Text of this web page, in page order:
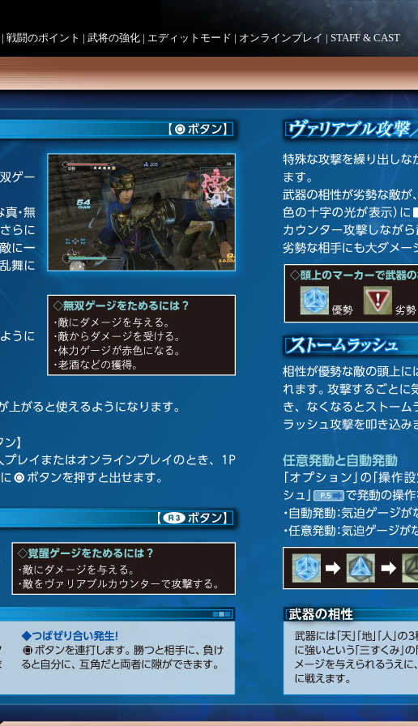
| 戦闘のポイント | 武将の強化 | エディットモード | オンラインプレイ | STAFF & CAST